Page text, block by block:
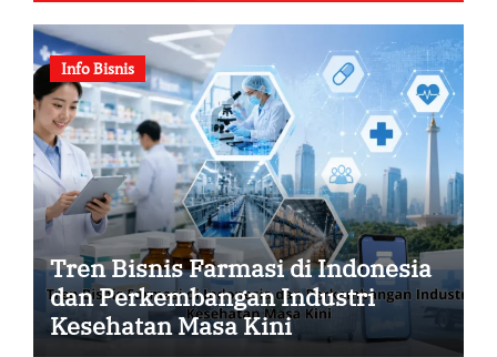
Info Bisnis
Tren Bisnis Farmasi di Indonesia
dan Perkembangan Industri
Kesehatan Masa Kini